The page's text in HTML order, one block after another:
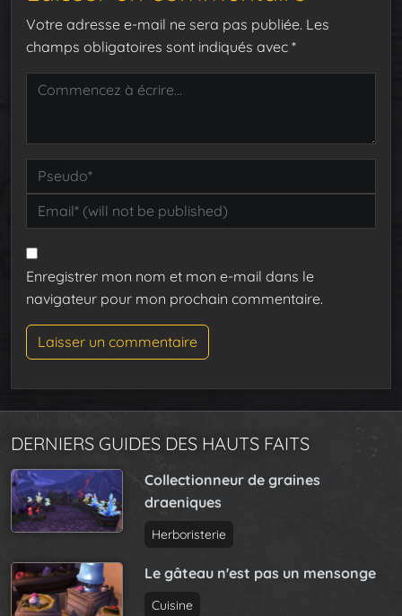
Votre adresse e-mail ne sera pas publiée. Les
champs obligatoires sont indiqués avec *
Enregistrer mon nom et mon e-mail dans le
navigateur pour mon prochain commentaire.
DERNIERS GUIDES DES HAUTS FAITS
Collectionneur de graines
draeniques
Herboristerie
Le gâteau n'est pas un mensonge
Cuisine